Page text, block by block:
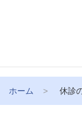
ホーム 休診